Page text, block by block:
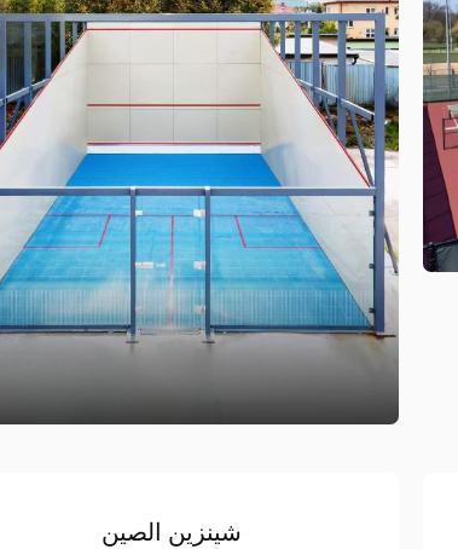
شينزين الصين